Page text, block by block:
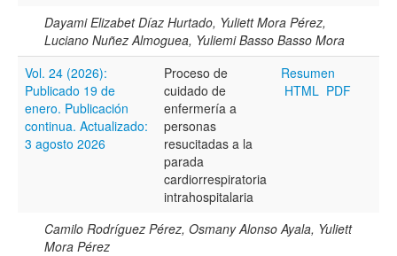
Hasta
Términos de indexación
Disciplinas
Dayami Elizabet Díaz Hurtado, Yuliett Mora Pérez,
Luciano Nuñez Almoguea, Yuliemi Basso Basso Mora
Vol. 24 (2026):
Publicado 19 de
enero. Publicación
continua. Actualizado:
3 agosto 2026
Proceso de
cuidado de
enfermería a
personas
resucitadas a la
parada
cardiorrespiratoria
intrahospitalaria
Resumen
HTML PDF
Camilo Rodríguez Pérez, Osmany Alonso Ayala, Yuliett
Mora Pérez